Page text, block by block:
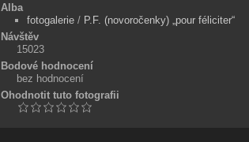
Alba
fotogalerie/ P.F. (novoročenky) „pour féliciter“
Návštěv
15023
Bodové hodnocení
bez hodnocení
Ohodnotit tuto fotografii